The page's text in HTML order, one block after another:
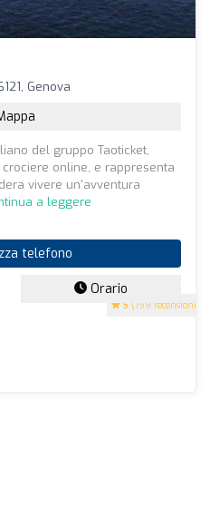
5 (199 recensioni)
Genova
del gruppo Taoticket,
online, e rappresenta
vivere un'avventura
a leggere
telefono
Orario